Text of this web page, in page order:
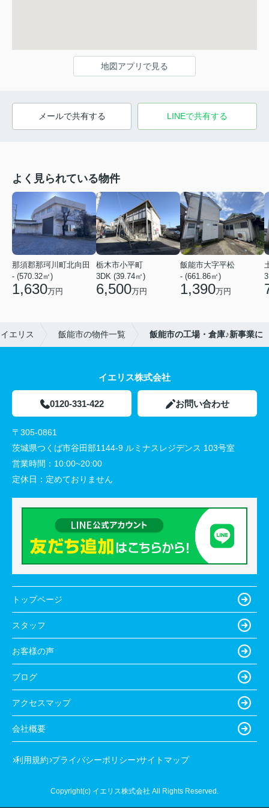
地図アプリで見る
メールで共有する LINEで共有する
よく見られている物件
那須郡那珂川町北向田
- (570.32㎡)
1,630万円
栃木市小平町
3DK (39.74㎡)
6,500万円
飯能市大字平松
- (661.86㎡)
1,390万円
エリス 飯能市の物件一覧 飯能市の工場・倉庫♪新事業に
イエリス株式会社
0120-331-422 お問い合わせ
〒305-0861
茨城県つくば市谷田部1144-9 ルミナスレジデンス 103号室
営業時間： 10:00~20:00
定休日： 定めておりません
トップページ
スタッフ
お客様の声
ブログ
アクセスマップ
会社概要
利用規約 プライバシーポリシー サイトマップ
Copyright(c) イエリス株式会社 All Rights Reserved.